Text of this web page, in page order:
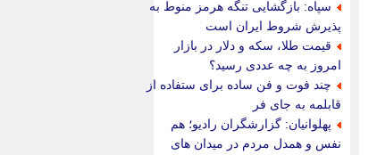
سپاه: بازگشایی تنگه هرمز منوط به
پذیرش شروط ایران است
قیمت طلا، سکه و دلار در بازار
امروز به چه عددی رسید؟
چند فوت و فن ساده برای ستفاده از
قابلمه به جای فر
پهلوانیان: گزارشگران رادیو؛ هم
نفس و همدل مردم در میدان های